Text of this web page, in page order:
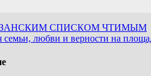
СПИСКОМ ЧТИМЫМ
семьи, любви и верности на